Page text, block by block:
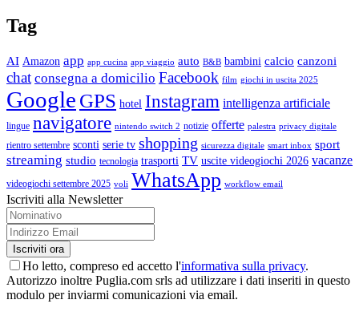
Tag
AI Amazon app app cucina app viaggio auto B&B bambini calcio canzoni
chat consegna a domicilio Facebook film giochi in uscita 2025
Google GPS hotel Instagram intelligenza artificiale
lingue navigatore nintendo switch 2 notizie offerte palestra privacy digitale
rientro settembre sconti serie tv shopping sicurezza digitale smart inbox sport
streaming studio tecnologia trasporti TV uscite videogiochi 2026 vacanze
videogiochi settembre 2025 voli WhatsApp workflow email
Iscriviti alla Newsletter
Ho letto, compreso ed accetto l'informativa sulla privacy.
Autorizzo inoltre Puglia.com srls ad utilizzare i dati inseriti in questo
modulo per inviarmi comunicazioni via email.